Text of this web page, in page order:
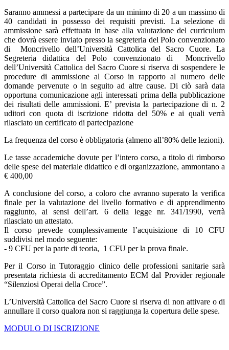
Saranno ammessi a partecipare da un minimo di 20 a un massimo di
40 candidati in possesso dei requisiti previsti. La selezione di
ammissione sarà effettuata in base alla valutazione del curriculum
che dovrà essere inviato presso la segreteria del Polo convenzionato
di Moncrivello dell’Università Cattolica del Sacro Cuore. La
Segreteria didattica del Polo convenzionato di Moncrivello
dell’Università Cattolica del Sacro Cuore si riserva di sospendere le
procedure di ammissione al Corso in rapporto al numero delle
domande pervenute o in seguito ad altre cause. Di ciò sarà data
opportuna comunicazione agli interessati prima della pubblicazione
dei risultati delle ammissioni. E’ prevista la partecipazione di n. 2
uditori con quota di iscrizione ridotta del 50% e ai quali verrà
rilasciato un certificato di partecipazione
La frequenza del corso è obbligatoria (almeno all’80% delle lezioni).
Le tasse accademiche dovute per l’intero corso, a titolo di rimborso
delle spese del materiale didattico e di organizzazione, ammontano a
€ 400,00
A conclusione del corso, a coloro che avranno superato la verifica
finale per la valutazione del livello formativo e di apprendimento
raggiunto, ai sensi dell’art. 6 della legge nr. 341/1990, verrà
rilasciato un attestato.
Il corso prevede complessivamente l’acquisizione di 10 CFU
suddivisi nel modo seguente:
- 9 CFU per la parte di teoria, 1 CFU per la prova finale.
Per il Corso in Tutoraggio clinico delle professioni sanitarie sarà
presentata richiesta di accreditamento ECM dal Provider regionale
“Silenziosi Operai della Croce”.
L’Università Cattolica del Sacro Cuore si riserva di non attivare o di
annullare il corso qualora non si raggiunga la copertura delle spese.
MODULO DI ISCRIZIONE